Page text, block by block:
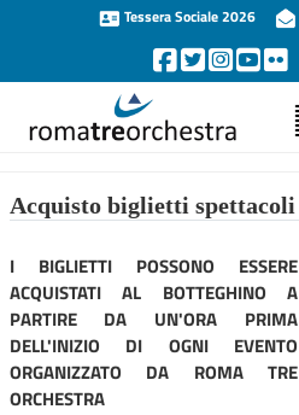
Tessera Sociale 2026
Acquisto biglietti spettacoli
I BIGLIETTI POSSONO ESSERE
ACQUISTATI AL BOTTEGHINO A
PARTIRE DA UN'ORA PRIMA
DELL'INIZIO DI OGNI EVENTO
ORGANIZZATO DA ROMA TRE
ORCHESTRA